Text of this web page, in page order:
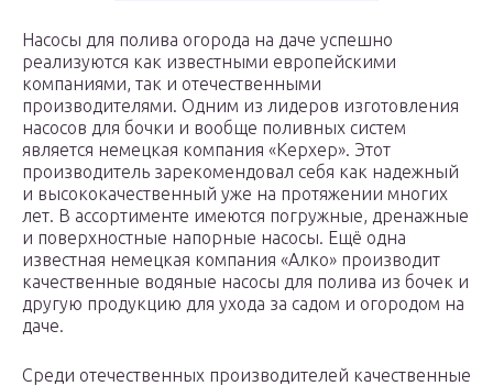
Насосы для полива огорода на даче успешно
реализуются как известными европейскими
компаниями, так и отечественными
производителями. Одним из лидеров изготовления
насосов для бочки и вообще поливных систем
является немецкая компания «Керхер». Этот
производитель зарекомендовал себя как надежный
и высококачественный уже на протяжении многих
лет. В ассортименте имеются погружные, дренажные
и поверхностные напорные насосы. Ещё одна
известная немецкая компания «Алко» производит
качественные водяные насосы для полива из бочек и
другую продукцию для ухода за садом и огородом на
даче.
Среди отечественных производителей качественные